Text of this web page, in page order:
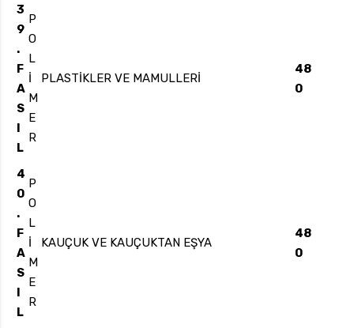
3
9
.
F
A
S
L
P
O
L
İ
M
E
R
PLASTİKLER VE MAMULLERİ
48
0
4
0
.
F
A
S
L
P
O
L
İ
M
E
R
KAUÇUK VE KAUÇUKTAN EŞYA
48
0